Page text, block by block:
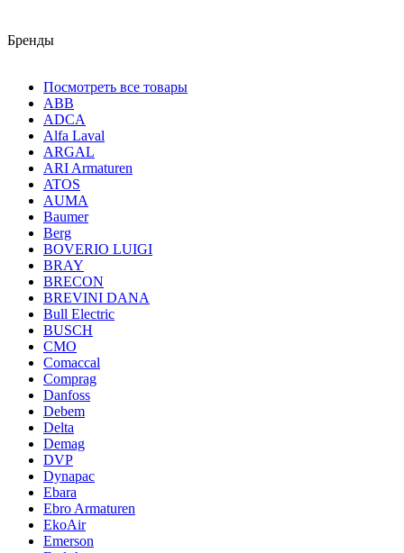
Бренды
Посмотреть все товары
ABB
ADCA
Alfa Laval
ARGAL
ARI Armaturen
ATOS
AUMA
Baumer
Berg
BOVERIO LUIGI
BRAY
BRECON
BREVINI DANA
Bull Electric
BUSCH
CMO
Comaccal
Comprag
Danfoss
Debem
Delta
Demag
DVP
Dynapac
Ebara
Ebro Armaturen
EkoAir
Emerson